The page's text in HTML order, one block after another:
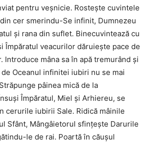
pentru veşnicie. Rosteşte cuvintele
cer smerindu-Se infinit, Dumnezeu
şi rana din suflet. Binecuvintează cu
Împăratul veacurilor dăruieşte pace de
Introduce mâna sa în apă tremurând şi
Oceanul infinitei iubiri nu se mai
pâinea mică de la
Împăratul, Miel şi Arhiereu, se
cerurile iubirii Sale. Ridică mâinile
Sfânt, Mângâietorul sfinţeşte Darurile
le de rai. Poartă în căuşul